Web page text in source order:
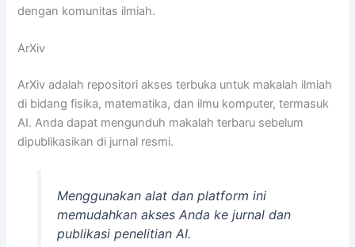
dengan komunitas ilmiah.
ArXiv
ArXiv adalah repositori akses terbuka untuk makalah ilmiah
di bidang fisika, matematika, dan ilmu komputer, termasuk
AI. Anda dapat mengunduh makalah terbaru sebelum
dipublikasikan di jurnal resmi.
Menggunakan alat dan platform ini
memudahkan akses Anda ke jurnal dan
publikasi penelitian AI.